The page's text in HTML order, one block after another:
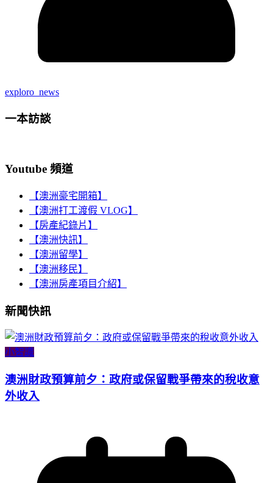
exploro_news
一本訪談
Youtube 頻道
【澳洲豪宅開箱】
【澳洲打工渡假 VLOG】
【房產紀錄片】
【澳洲快訊】
【澳洲留學】
【澳洲移民】
【澳洲房產項目介紹】
新聞快訊
小智識
澳洲財政預算前夕：政府或保留戰爭帶來的稅收意
外收入